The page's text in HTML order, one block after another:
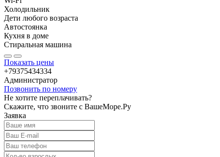
Холодильник
Дети любого возраста
Автостоянка
Кухня в доме
Стиральная машина
Показать цены
+79375434334
Администратор
Позвонить по номеру
Не хотите переплачивать?
Скажите, что звоните с ВашеМоре.Ру
Заявка